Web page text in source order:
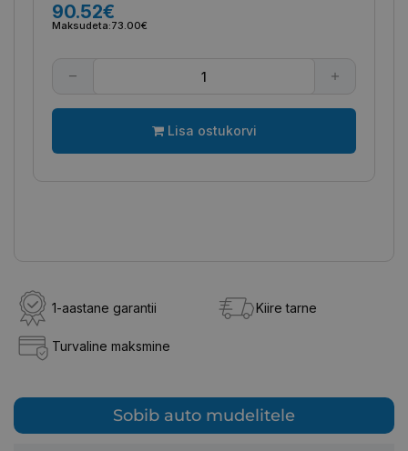
90.52€
Maksudeta:73.00€
Lisa ostukorvi
1-aastane garantii Kiire tarne
Turvaline maksmine
Sobib auto mudelitele